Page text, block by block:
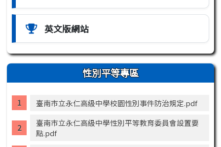
英文版網站
性別平等專區
臺南市立永仁高級中學校園性別事件防治規定.pdf
臺南市立永仁高級中學性別平等教育委員會設置要
點.pdf